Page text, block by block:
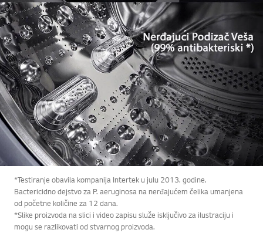
*Testiranje obavila kompanija Intertek u julu 2013. godine.
Bactericidno dejstvo za P. aeruginosa na nerđajućem čelika umanjena
od početne količine za 12 dana.
*Slike proizvoda na slici i video zapisu služe isključivo za ilustraciju i
mogu se razlikovati od stvarnog proizvoda.